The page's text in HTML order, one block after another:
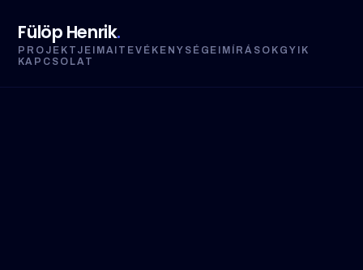
Fülöp Henrik.
PROJEKTJEIM AI TEVÉKENYSÉGEIM ÍRÁSOK GYIK
KAPCSOLAT